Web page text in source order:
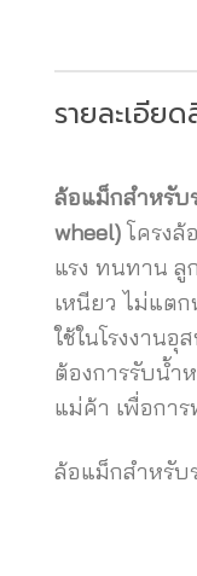
รายละเอีย
ล้อแม็กสำหรับ
wheel) โครงล้
แรง ทนทาน
เหนียว ไม่แต
ใช้ในโรงงาน
ต้องการรับน้ำ
แม่ค้า เพื่อกา
ล้อแม็กสำหรับ